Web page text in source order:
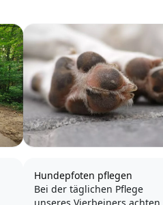
Hundepfoten pflegen
Bei der täglichen Pflege